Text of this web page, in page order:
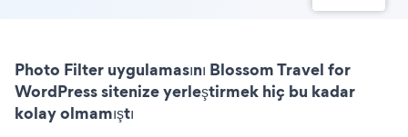
Photo Filter uygulamasını Blossom Travel for
WordPress sitenize yerleştirmek hiç bu kadar
kolay olmamıştı